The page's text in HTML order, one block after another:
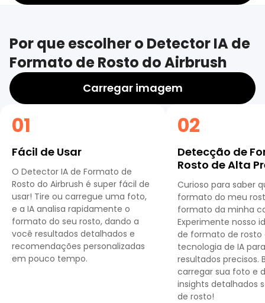
Por que escolher o Detector IA de
Formato de Rosto do Airbrush
Carregar imagem
01
Fácil de Usar
O Detector IA de Formato de
Rosto do Airbrush é super fácil de
usar! Tire ou carregue uma foto,
e a IA analisa rapidamente o
formato do seu rosto, dando a
você resultados detalhados e
recomendações personalizadas
em pouco tempo.
02
Detecção de
Rosto de Alta
Curioso para saber
formato do meu
formato da minha
Experimente nosso
de formato de rosto
tecnologia de IA
resultados precisos.
carregar sua foto e
insights detalhados
de rosto!